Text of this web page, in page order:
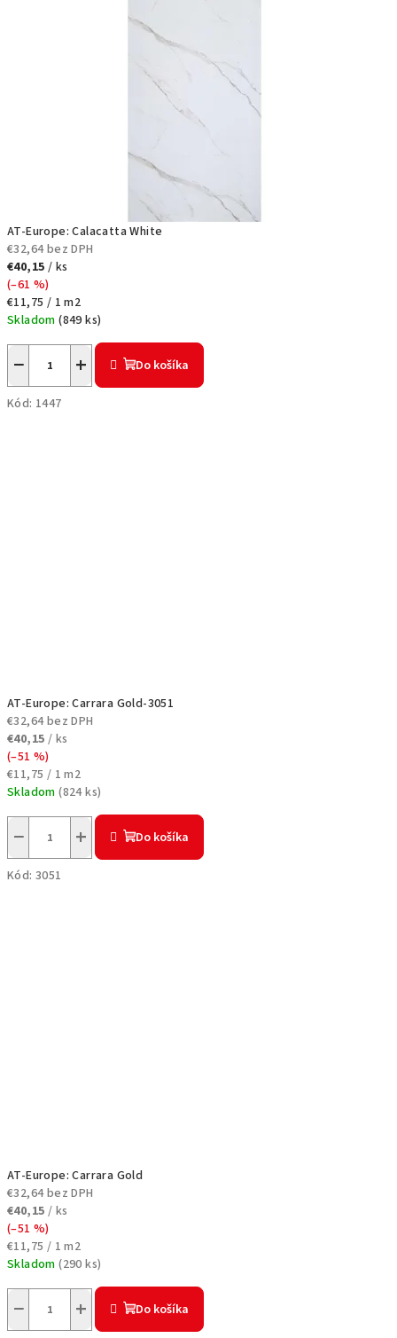
u
r
o
p
e
AT-Europe: Calacatta White
€32,64 bez DPH
€40,15 / ks
(–61 %)
Jednotková
cena:
€11,75 / 1 m2
Skladom(849 ks)
+
− Do košíka
Kód: 1447
AT-Europe: Carrara Gold-3051
€32,64 bez DPH
€40,15 / ks
(–51 %)
Jednotková
cena:
€11,75 / 1 m2
Skladom(824 ks)
+
− Do košíka
Kód: 3051
AT-Europe: Carrara Gold
€32,64 bez DPH
€40,15 / ks
(–51 %)
Jednotková
cena:
€11,75 / 1 m2
Skladom(290 ks)
+
− Do košíka